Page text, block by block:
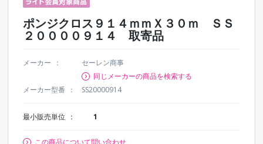
ポンジクロス９１４ｍｍＸ３０ｍ ＳＳ
２００００９１４ 取寄品
メーカー
セーレン商事
同じメーカーの商品を検索する
メーカー型番
SS20000914
最小販売単位 1
この商品について問い合わせ